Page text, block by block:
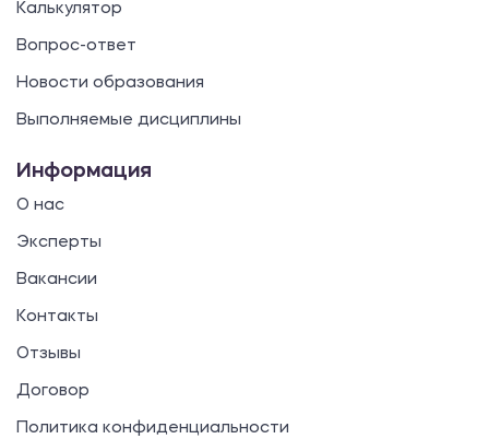
Калькулятор
Вопрос-ответ
Новости образования
Выполняемые дисциплины
Информация
О нас
Эксперты
Вакансии
Контакты
Отзывы
Договор
Политика конфиденциальности